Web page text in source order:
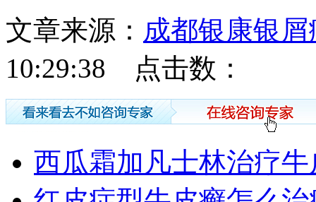
文章来源： 成都银康银
10:29:38 点击数：
西瓜霜加凡士林治疗